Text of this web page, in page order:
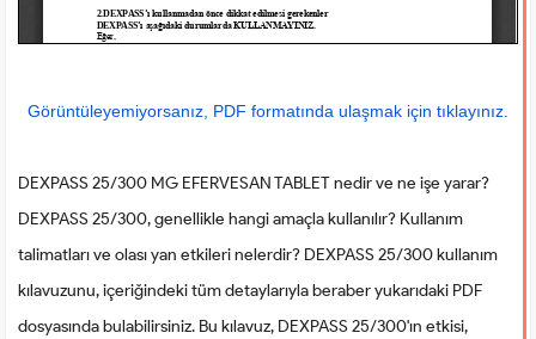
Görüntüleyemiyorsanız, PDF formatında ulaşmak için tıklayınız.
DEXPASS 25/300 MG EFERVESAN TABLET nedir ve ne işe yarar?
DEXPASS 25/300, genellikle hangi amaçla kullanılır? Kullanım
talimatları ve olası yan etkileri nelerdir? DEXPASS 25/300 kullanım
kılavuzunu, içeriğindeki tüm detaylarıyla beraber yukarıdaki PDF
dosyasında bulabilirsiniz. Bu kılavuz, DEXPASS 25/300'ın etkisi,